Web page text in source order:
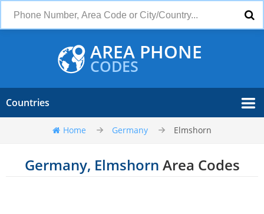
AREA PHONE
CODES
Countries
Home Germany Elmshorn
Germany, Elmshorn Area Codes